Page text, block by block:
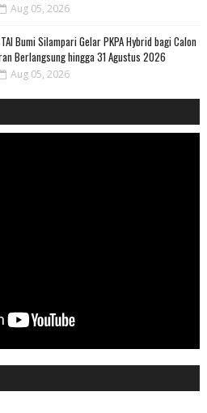
Aug 05, 2026
Bumi Silampari Gelar PKPA Hybrid bagi Calon
Berlangsung hingga 31 Agustus 2026
Aug 05, 2026